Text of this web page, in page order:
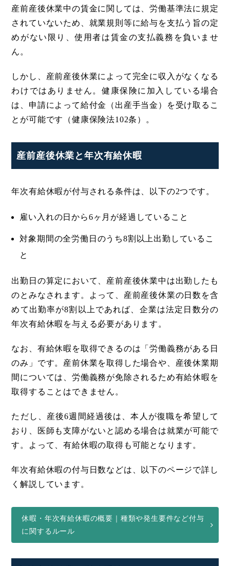
産前産後休業中の賃金に関しては、労働基準法に規定
されていないため、就業規則等に給与を支払う旨の定
めがない限り、使用者は賃金の支払義務を負いませ
ん。
しかし、産前産後休業によって完全に収入がなくなる
わけではありません。健康保険に加入している場合
は、申請によって給付金（出産手当金）を受け取るこ
とが可能です（健康保険法102条）。
産前産後休業と年次有給休暇
年次有給休暇が付与される条件は、以下の2つです。
雇い入れの日から6ヶ月が経過していること
対象期間の全労働日のうち8割以上出勤しているこ
と
出勤日の算定において、産前産後休業中は出勤したも
のとみなされます。よって、産前産後休業の日数を含
めて出勤率が8割以上であれば、企業は法定日数分の
年次有給休暇を与える必要があります。
なお、有給休暇を取得できるのは「労働義務がある日
のみ」です。産前休業を取得した場合や、産後休業期
間については、労働義務が免除されるため有給休暇を
取得することはできません。
ただし、産後6週間経過後は、本人が復職を希望して
おり、医師も支障がないと認める場合は就業が可能で
す。よって、有給休暇の取得も可能となります。
年次有給休暇の付与日数などは、以下のページで詳し
く解説しています。
休暇・年次有給休暇の概要｜種類や発生要件など付与
に関するルール